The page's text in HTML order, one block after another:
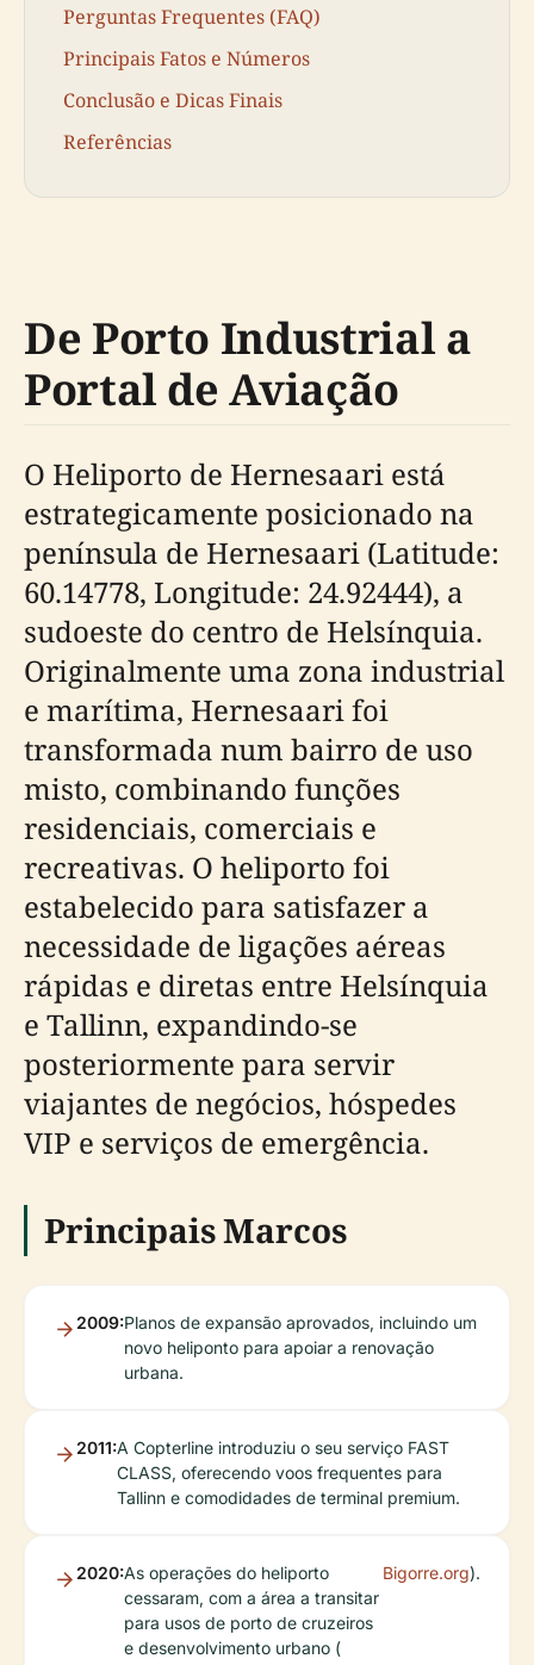
Perguntas Frequentes (FAQ)
Principais Fatos e Números
Conclusão e Dicas Finais
Referências
De Porto Industrial a
Portal de Aviação
O Heliporto de Hernesaari está
estrategicamente posicionado na
península de Hernesaari (Latitude:
60.14778, Longitude: 24.92444), a
sudoeste do centro de Helsínquia.
Originalmente uma zona industrial
e marítima, Hernesaari foi
transformada num bairro de uso
misto, combinando funções
residenciais, comerciais e
recreativas. O heliporto foi
estabelecido para satisfazer a
necessidade de ligações aéreas
rápidas e diretas entre Helsínquia
e Tallinn, expandindo-se
posteriormente para servir
viajantes de negócios, hóspedes
VIP e serviços de emergência.
Principais Marcos
2009:Planos de expansão aprovados, incluindo um
novo heliponto para apoiar a renovação
urbana.
2011:A Copterline introduziu o seu serviço FAST
CLASS, oferecendo voos frequentes para
Tallinn e comodidades de terminal premium.
2020:As operações do heliporto
cessaram, com a área a transitar
para usos de porto de cruzeiros
e desenvolvimento urbano (
Bigorre.org).